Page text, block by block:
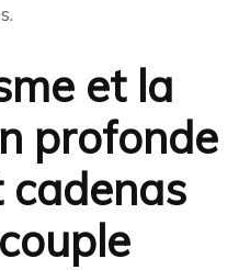
et la
profonde
cadenas